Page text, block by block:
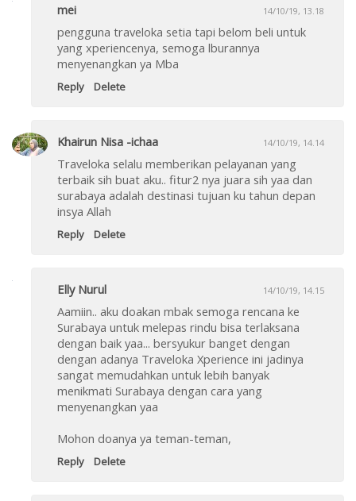
mei 14/10/19, 13.18
pengguna traveloka setia tapi belom beli untuk
yang xperiencenya, semoga lburannya
menyenangkan ya Mba
Reply Delete
Khairun Nisa -ichaa 14/10/19, 14.14
Traveloka selalu memberikan pelayanan yang
terbaik sih buat aku.. fitur2 nya juara sih yaa dan
surabaya adalah destinasi tujuan ku tahun depan
insya Allah
Reply Delete
Elly Nurul 14/10/19, 14.15
Aamiin.. aku doakan mbak semoga rencana ke
Surabaya untuk melepas rindu bisa terlaksana
dengan baik yaa... bersyukur banget dengan
dengan adanya Traveloka Xperience ini jadinya
sangat memudahkan untuk lebih banyak
menikmati Surabaya dengan cara yang
menyenangkan yaa
Mohon doanya ya teman-teman,
Reply Delete